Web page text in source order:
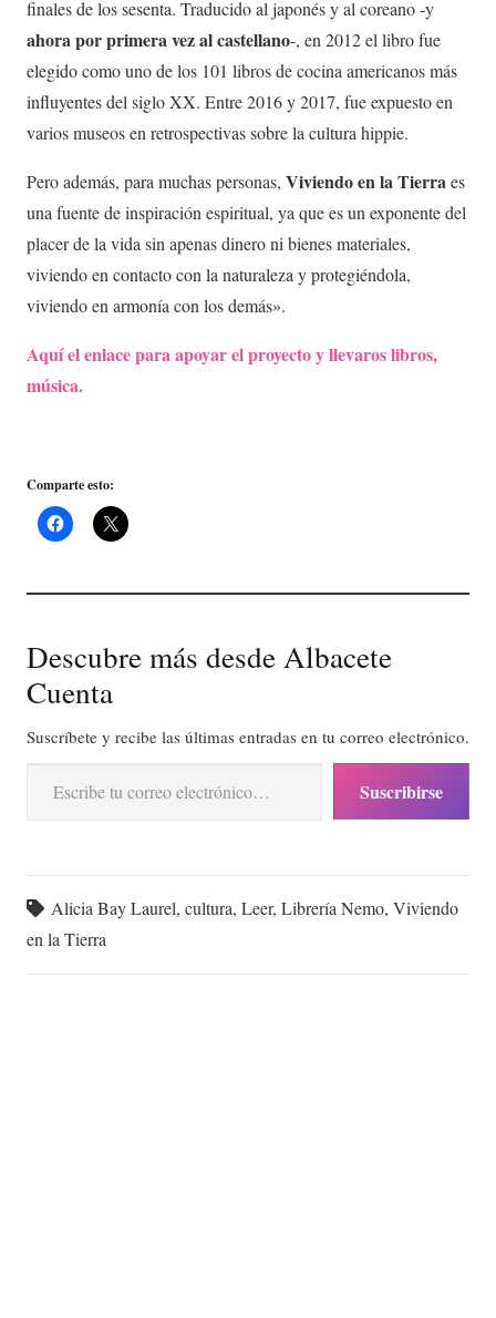
finales de los sesenta. Traducido al japonés y al coreano -y
ahora por primera vez al castellano-, en 2012 el libro fue
elegido como uno de los 101 libros de cocina americanos más
influyentes del siglo XX. Entre 2016 y 2017, fue expuesto en
varios museos en retrospectivas sobre la cultura hippie.
Pero además, para muchas personas, Viviendo en la Tierraes
una fuente de inspiración espiritual, ya que es un exponente del
placer de la vida sin apenas dinero ni bienes materiales,
viviendo en contacto con la naturaleza y protegiéndola,
viviendo en armonía con los demás».
Aquí el enlace para apoyar el proyecto y llevaros libros,
música.
Comparte esto:
Descubre más desde Albacete
Cuenta
Suscríbete y recibe las últimas entradas en tu correo electrónico.
Escribe tu correo electrónico…
Suscribirse
Alicia Bay Laurel,cultura,Leer,Librería Nemo,Viviendo
en la Tierra